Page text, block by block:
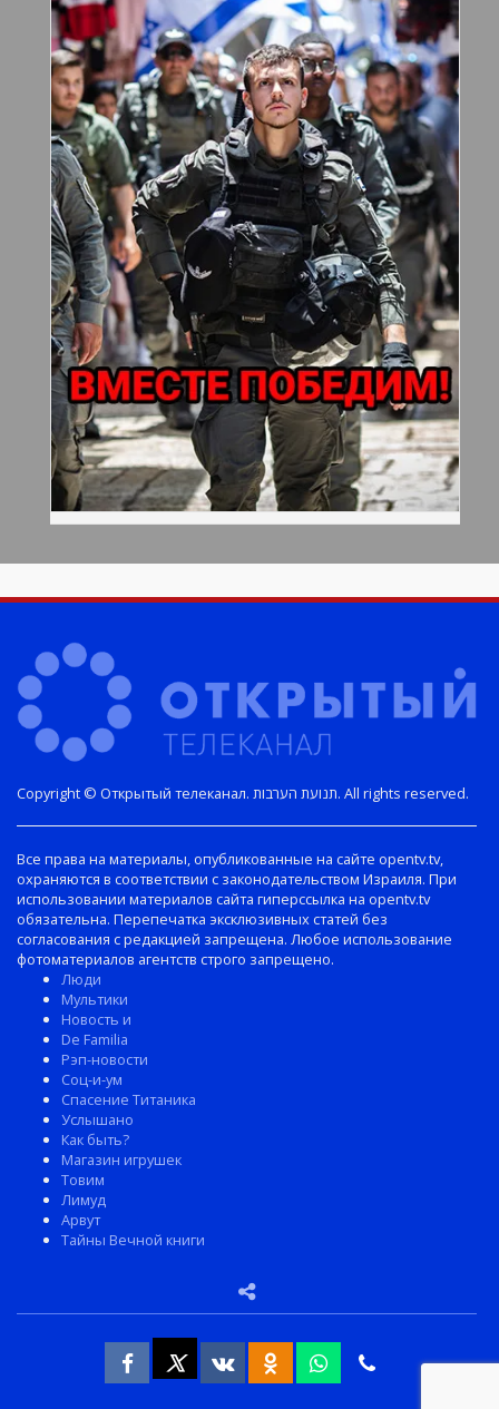
Copyright © Открытый телеканал. תנועת הערבות. All rights reserved.
Все права на материалы, опубликованные на сайте opentv.tv,
охраняются в соответствии с законодательством Израиля. При
использовании материалов сайта гиперссылка на opentv.tv
обязательна. Перепечатка эксклюзивных статей без
согласования с редакцией запрещена. Любое использование
фотоматериалов агентств строго запрещено.
Люди
Мультики
Новость и
De Familia
Рэп-новости
Соц-и-ум
Спасение Титаника
Услышано
Как быть?
Магазин игрушек
Товим
Лимуд
Арвут
Тайны Вечной книги